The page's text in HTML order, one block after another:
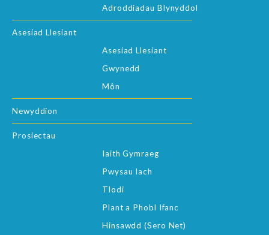
Adroddiadau Blynyddol
Asesiad Llesiant
Asesiad Llesiant
Gwynedd
Môn
Newyddion
Prosiectau
Iaith Gymraeg
Pwysau Iach
Tlodi
Plant a Phobl Ifanc
Hinsawdd (Sero Net)